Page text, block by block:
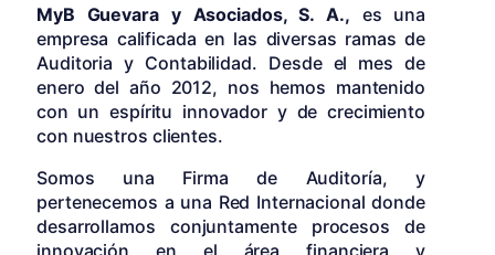
MyB Guevara y Asociados, S. A., es una
empresa calificada en las diversas ramas de
Auditoria y Contabilidad. Desde el mes de
enero del año 2012, nos hemos mantenido
con un espíritu innovador y de crecimiento
con nuestros clientes.
Somos una Firma de Auditoría, y
pertenecemos a una Red Internacional donde
desarrollamos conjuntamente procesos de